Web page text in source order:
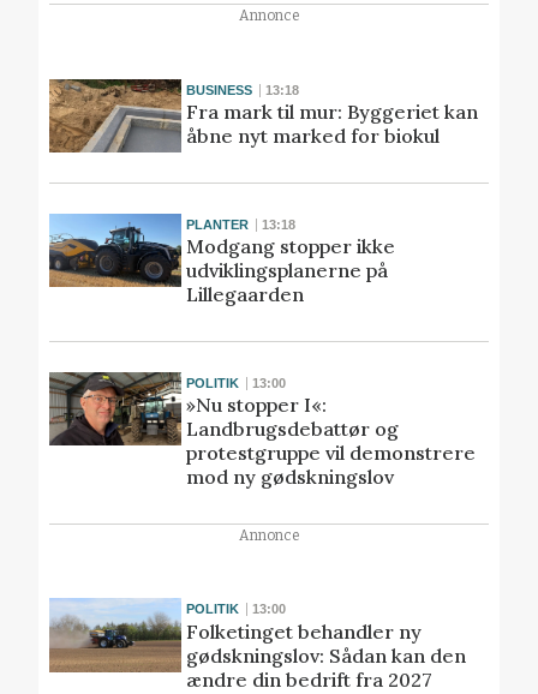
Annonce
BUSINESS 13:18
Fra mark til mur: Byggeriet kan
åbne nyt marked for biokul
PLANTER 13:18
Modgang stopper ikke
udviklingsplanerne på
Lillegaarden
POLITIK 13:00
»Nu stopper I«:
Landbrugsdebattør og
protestgruppe vil demonstrere
mod ny gødskningslov
Annonce
POLITIK 13:00
Folketinget behandler ny
gødskningslov: Sådan kan den
ændre din bedrift fra 2027